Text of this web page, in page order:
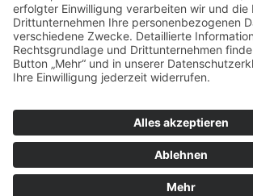
Home
A propos de nous
Contact
Notre philosophie
Hotel
Nos chambres
Notre petite oasis de bien-être
Restaurant
Notre Restaurant
Nos menus
Notre carte des vins
Arrangements de vacances actives